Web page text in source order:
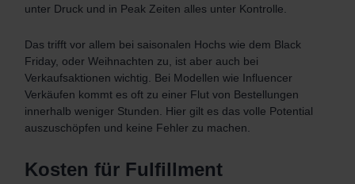
unter Druck und in Peak Zeiten alles unter Kontrolle.
Das trifft vor allem bei saisonalen Hochs wie dem Black
Friday, oder Weihnachten zu, ist aber auch bei
Verkaufsaktionen wichtig. Bei Modellen wie Influencer
Verkäufen kommt es oft zu einer Flut von Bestellungen
innerhalb weniger Stunden. Hier gilt es das volle Potential
auszuschöpfen und keine Fehler zu machen.
Kosten für Fulfillment